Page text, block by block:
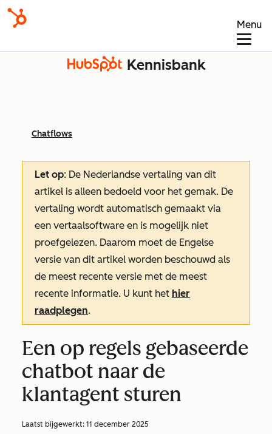
Menu
Kennisbank
Chatflows
Let op: De Nederlandse vertaling van dit
artikel is alleen bedoeld voor het gemak. De
vertaling wordt automatisch gemaakt via
een vertaalsoftware en is mogelijk niet
proefgelezen. Daarom moet de Engelse
versie van dit artikel worden beschouwd als
de meest recente versie met de meest
recente informatie. U kunt het hier
raadplegen.
Een op regels gebaseerde
chatbot naar de
klantagent sturen
Laatst bijgewerkt: 11 december 2025